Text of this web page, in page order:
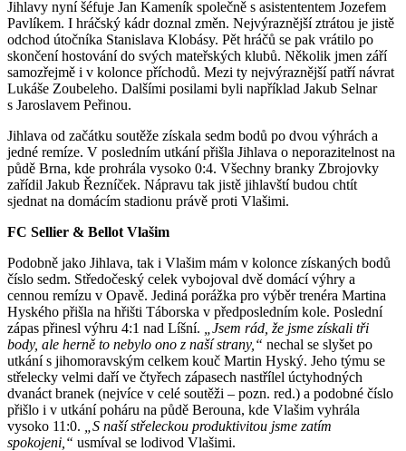
Jihlavy nyní šéfuje Jan Kameník společně s asistententem Jozefem
Pavlíkem. I hráčský kádr doznal změn. Nejvýraznější ztrátou je jistě
odchod útočníka Stanislava Klobásy. Pět hráčů se pak vrátilo po
skončení hostování do svých mateřských klubů. Několik jmen září
samozřejmě i v kolonce příchodů. Mezi ty nejvýraznější patří návrat
Lukáše Zoubeleho. Dalšími posilami byli například Jakub Selnar
s Jaroslavem Peřinou.
Jihlava od začátku soutěže získala sedm bodů po dvou výhrách a
jedné remíze. V posledním utkání přišla Jihlava o neporazitelnost na
půdě Brna, kde prohrála vysoko 0:4. Všechny branky Zbrojovky
zařídil Jakub Řezníček. Nápravu tak jistě jihlavští budou chtít
sjednat na domácím stadionu právě proti Vlašimi.
FC Sellier & Bellot Vlašim
Podobně jako Jihlava, tak i Vlašim mám v kolonce získaných bodů
číslo sedm. Středočeský celek vybojoval dvě domácí výhry a
cennou remízu v Opavě. Jediná porážka pro výběr trenéra Martina
Hyského přišla na hřišti Táborska v předposledním kole. Poslední
zápas přinesl výhru 4:1 nad Líšní.
„Jsem rád, že jsme získali tři
body, ale herně to nebylo ono z naší strany,“ nechal se slyšet po
utkání s jihomoravským celkem kouč Martin Hyský. Jeho týmu se
střelecky velmi daří ve čtyřech zápasech nastřílel úctyhodných
dvanáct branek (nejvíce v celé soutěži – pozn. red.) a podobné číslo
přišlo i v utkání poháru na půdě Berouna, kde Vlašim vyhrála
vysoko 11:0.
„S naší střeleckou produktivitou jsme zatím
spokojeni,“ usmíval se lodivod Vlašimi.